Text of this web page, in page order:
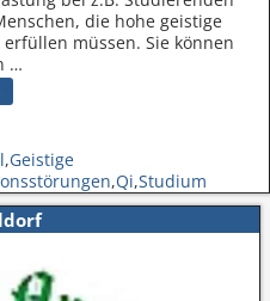
die hohe geistige
müssen. Sie können
…
,Geistige
,Qi,Studium